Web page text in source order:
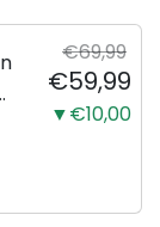
€69,99
€59,99
▼€10,00